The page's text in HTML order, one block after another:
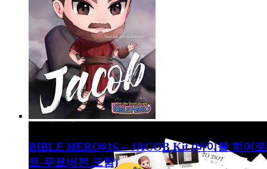
BIBLE HERO#16 – JACOB Kit (바이블 히어
트-무료버전 포함)